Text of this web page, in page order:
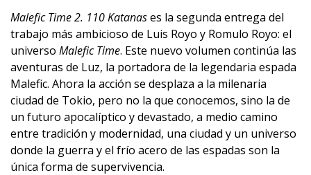
Malefic Time 2. 110 Katanases la segunda entrega del
trabajo más ambicioso de Luis Royo y Romulo Royo: el
universo Malefic Time. Este nuevo volumen continúa las
aventuras de Luz, la portadora de la legendaria espada
Malefic. Ahora la acción se desplaza a la milenaria
ciudad de Tokio, pero no la que conocemos, sino la de
un futuro apocalíptico y devastado, a medio camino
entre tradición y modernidad, una ciudad y un universo
donde la guerra y el frío acero de las espadas son la
única forma de supervivencia.